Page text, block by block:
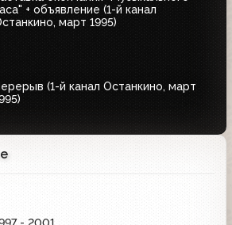
+ объявление (1-й канал
март 1995)
(1-й канал Останкино, март
- 2001